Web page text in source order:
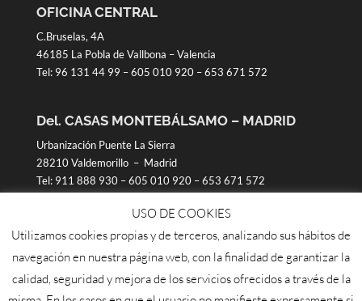
OFICINA CENTRAL
C.Bruselas, 4A
46185 La Pobla de Vallbona – Valencia
Tel: 96 131 44 99 –605 010 920–653 671 572
Del. CASAS MONTEBÁLSAMO – MADRID
Urbanización Puente La Sierra
28210 Valdemorillo – Madrid
Tel: 911 888 930–605 010 920–653 671 572
Distr. Talavera de la Reina
PCN
(Polígono junto a gasolinera de Cazelgas)
USO DE COOKIES
Utilizamos cookies propias y de terceros, analizando sus hábitos de
navegación en nuestra página web, con la finalidad de garantizar la
calidad, seguridad y mejora de los servicios ofrecidos a través de la